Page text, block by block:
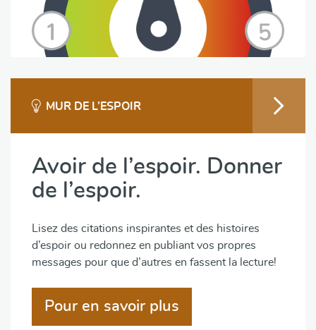
MUR DE L’ESPOIR
Avoir de l’espoir. Donner
de l’espoir.
Lisez des citations inspirantes et des histoires
d’espoir ou redonnez en publiant vos propres
messages pour que d’autres en fassent la lecture!
Pour en savoir plus